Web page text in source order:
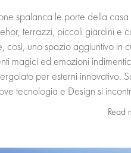
spalanca le porte della casa
terrazzi, piccoli giardini e
così, uno spazio aggiuntivo in
magici ed emozioni
per esterni innovativo.
tecnologia e Design si
Read